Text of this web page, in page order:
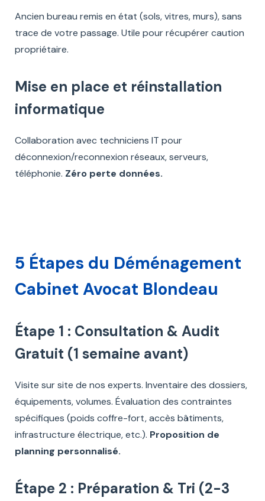
Ancien bureau remis en état (sols, vitres, murs), sans
trace de votre passage. Utile pour récupérer caution
propriétaire.
Mise en place et réinstallation
informatique
Collaboration avec techniciens IT pour
déconnexion/reconnexion réseaux, serveurs,
téléphonie. Zéro perte données.
5 Étapes du Déménagement
Cabinet Avocat Blondeau
Étape 1 : Consultation & Audit
Gratuit (1 semaine avant)
Visite sur site de nos experts. Inventaire des dossiers,
équipements, volumes. Évaluation des contraintes
spécifiques (poids coffre-fort, accès bâtiments,
infrastructure électrique, etc.). Proposition de
planning personnalisé.
Étape 2 : Préparation & Tri (2-3